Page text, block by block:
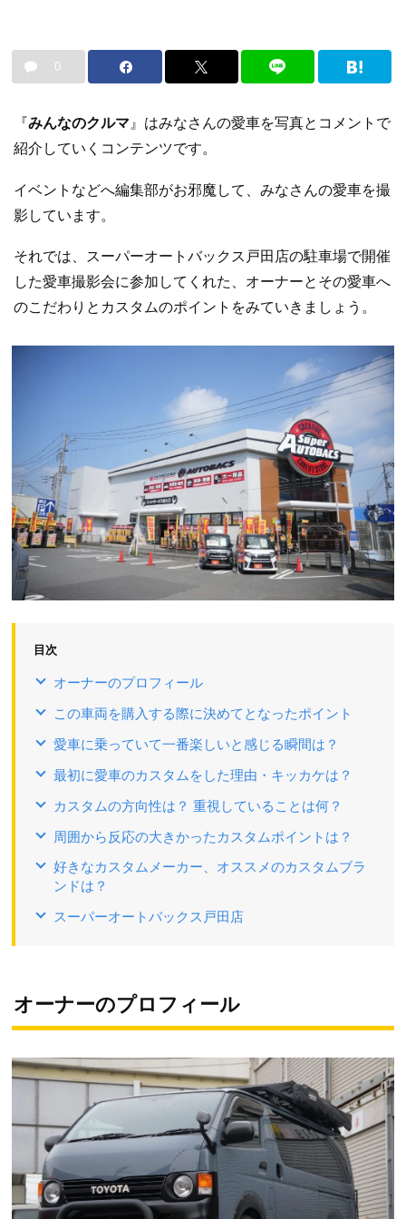
0
『みんなのクルマ 』はみなさんの愛車を写真とコメントで
紹介していくコンテンツです。
イベントなどへ編集部がお邪魔して、みなさんの愛車を撮
影しています。
それでは、スーパーオートバックス戸田店の駐車場で開催
した愛車撮影会に参加してくれた、オーナーとその愛車へ
のこだわりとカスタムのポイントをみていきましょう。
目次
オーナーのプロフィール
この車両を購入する際に決めてとなったポイント
愛車に乗っていて一番楽しいと感じる瞬間は？
最初に愛車のカスタムをした理由・キッカケは？
カスタムの方向性は？ 重視していることは何？
周囲から反応の大きかったカスタムポイントは？
好きなカスタムメーカー、オススメのカスタムブラ
ンドは？
スーパーオートバックス戸田店
オーナーのプロフィール